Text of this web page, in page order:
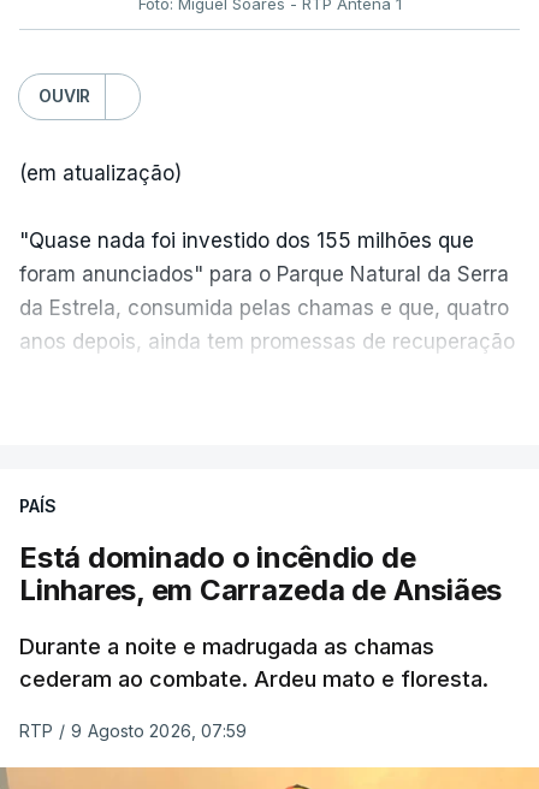
OUVIR
(em atualização)
"Quase nada foi investido dos 155 milhões que
foram anunciados" para o Parque Natural da Serra
da Estrela, consumida pelas chamas e que, quatro
anos depois, ainda tem promessas de recuperação
ESTE CONTEÚDO ESTÁ NESTE
PAÍS
Está dominado o incêndio de
Linhares, em Carrazeda de Ansiães
Durante a noite e madrugada as chamas
cederam ao combate. Ardeu mato e floresta.
RTP / 9 Agosto 2026, 07:59